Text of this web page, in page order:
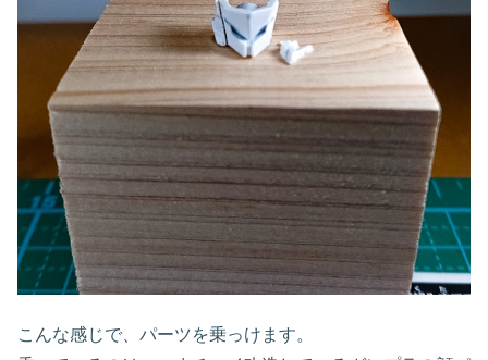
こんな感じで、パーツを乗っけます。